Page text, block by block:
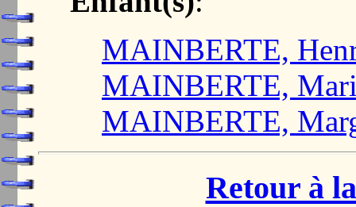
MAINBERTE,
MAINBERTE,
MAINBERTE,
Retour à